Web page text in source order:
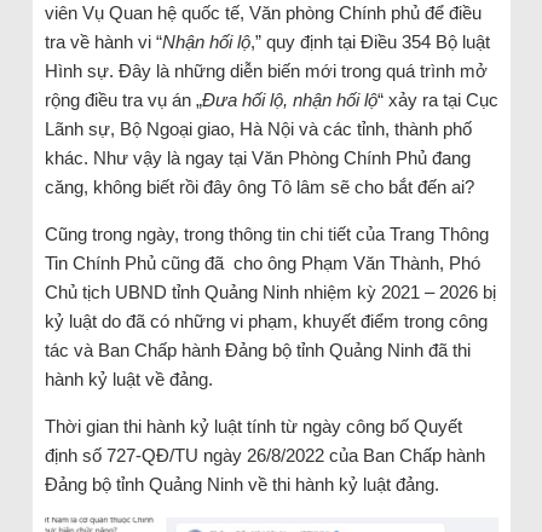
viên Vụ Quan hệ quốc tế, Văn phòng Chính phủ để điều
tra về hành vi “Nhận hối lộ,” quy định tại Điều 354 Bộ luật
Hình sự. Đây là những diễn biến mới trong quá trình mở
rộng điều tra vụ án „Đưa hối lộ, nhận hối lộ“ xảy ra tại Cục
Lãnh sự, Bộ Ngoại giao, Hà Nội và các tỉnh, thành phố
khác. Như vậy là ngay tại Văn Phòng Chính Phủ đang
căng, không biết rồi đây ông Tô lâm sẽ cho bắt đến ai?
Cũng trong ngày, trong thông tin chi tiết của Trang Thông
Tin Chính Phủ cũng đã cho ông Phạm Văn Thành, Phó
Chủ tịch UBND tỉnh Quảng Ninh nhiệm kỳ 2021 – 2026 bị
kỷ luật do đã có những vi phạm, khuyết điểm trong công
tác và Ban Chấp hành Đảng bộ tỉnh Quảng Ninh đã thi
hành kỷ luật về đảng.
Thời gian thi hành kỷ luật tính từ ngày công bố Quyết
định số 727-QĐ/TU ngày 26/8/2022 của Ban Chấp hành
Đảng bộ tỉnh Quảng Ninh về thi hành kỷ luật đảng.